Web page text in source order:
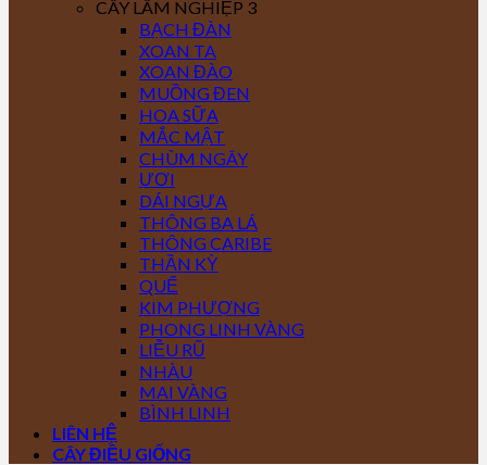
CÂY LÂM NGHIỆP 3
BẠCH ĐÀN
XOAN TA
XOAN ĐÀO
MUỒNG ĐEN
HOA SỮA
MẮC MẬT
CHÙM NGÂY
ƯƠI
DÁI NGỰA
THÔNG BA LÁ
THÔNG CARIBE
THẦN KỲ
QUẾ
KIM PHƯỢNG
PHONG LINH VÀNG
LIỄU RŨ
NHÀU
MAI VÀNG
BÌNH LINH
LIÊN HỆ
CÂY ĐIỀU GIỐNG